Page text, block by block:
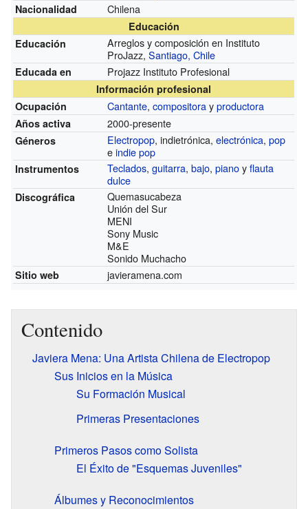
Nacionalidad Chilena
Educación
Educación
Arreglos y composición en Instituto
ProJazz,Santiago, Chile
Educada en Projazz Instituto Profesional
Información profesional
Ocupación
Cantante,compositorayproductora
Años activa 2000-presente
Géneros Electropop, indietrónica,electrónica,pop
eindie pop
Instrumentos Teclados,guitarra,bajo,pianoyflauta
dulce
Discográfica
Quemasucabeza
Unión del Sur
MENI
Sony Music
M&E
Sonido Muchacho
Sitio web javieramena.com
Contenido
Javiera Mena: Una Artista Chilena de Electropop
Sus Inicios en la Música
Su Formación Musical
Primeras Presentaciones
Primeros Pasos como Solista
El Éxito de "Esquemas Juveniles"
Álbumes y Reconocimientos